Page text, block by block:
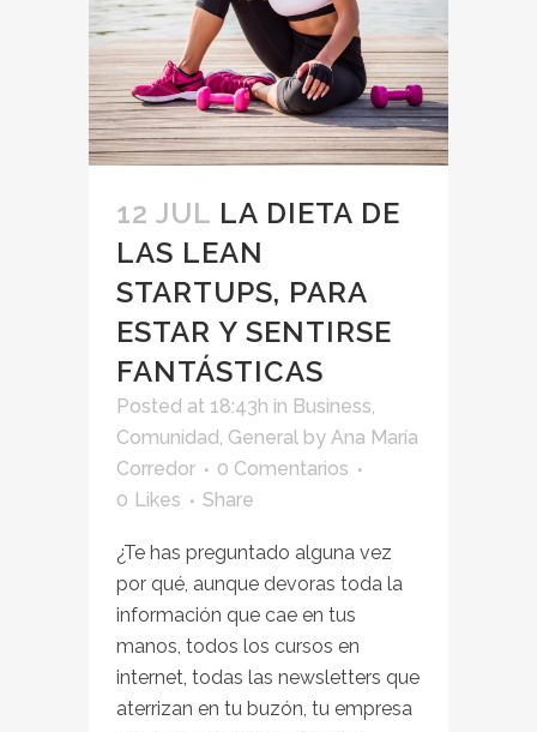
12 JUL LA DIETA DE
LAS LEAN
STARTUPS, PARA
ESTAR Y SENTIRSE
FANTÁSTICAS
Posted at 18:43h in Business,
Comunidad, General by Ana María
Corredor
0 Comentarios
0 Likes Share
¿Te has preguntado alguna vez
por qué, aunque devoras toda la
información que cae en tus
manos, todos los cursos en
internet, todas las newsletters que
aterrizan en tu buzón, tu empresa